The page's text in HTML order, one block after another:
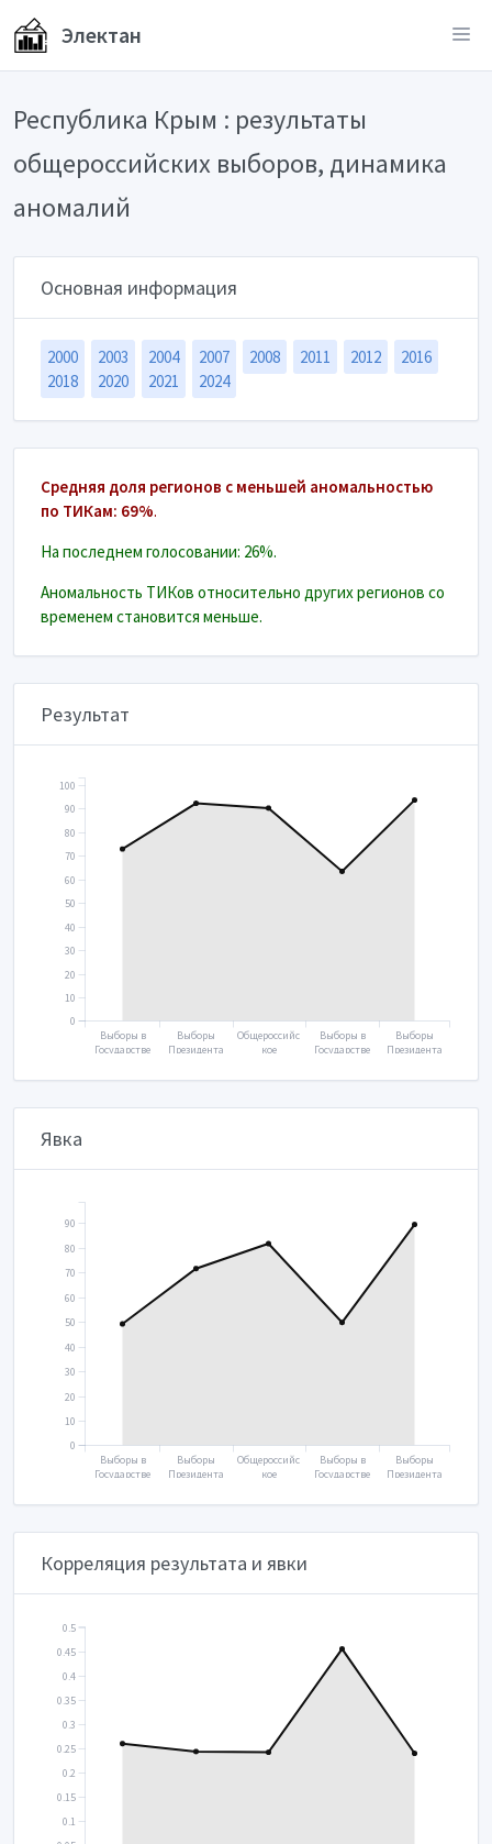
Электан
Республика Крым : результаты
общероссийских выборов, динамика
аномалий
Основная информация
2000 2003 2004 2007 2008 2011 2012
2016
2018
2020 2021 2024
Средняя доля регионов с меньшей аномальностью
по ТИКам: 69%.
На последнем голосовании: 26%.
Аномальность ТИКов относительно других регионов со
временем становится меньше.
Результат
Выборы в
Государстве
2016
Выборы
Президента
Общероссийс
кое
2020
Выборы в
Государстве
2021
Выборы
Президента
0
10
20
30
40
50
60
70
80
90
100
Явка
Выборы в
Государстве
2016
Выборы
Президента
Общероссийс
кое
2020
Выборы в
Государстве
2021
Выборы
Президента
0
10
20
30
40
50
60
70
80
90
Корреляция результата и явки
0.1
0.15
0.2
0.25
0.3
0.35
0.4
0.45
0.5